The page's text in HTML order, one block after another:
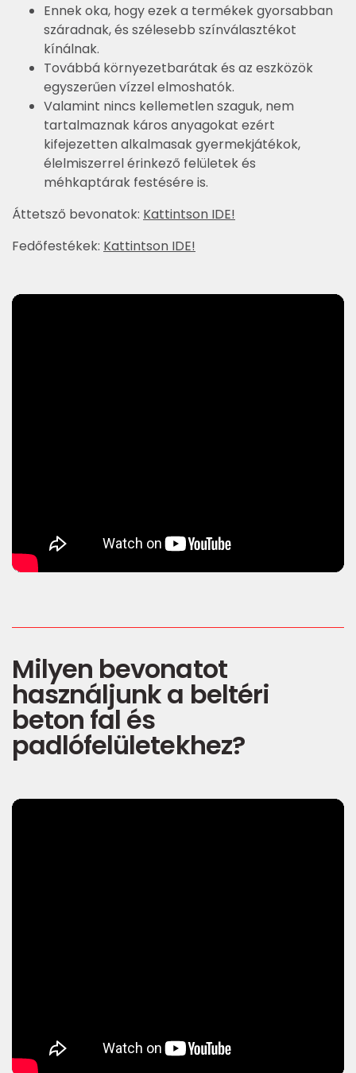
Ennek oka, hogy ezek a termékek gyorsabban
száradnak, és szélesebb színválasztékot
kínálnak.
Továbbá környezetbarátak és az eszközök
egyszerűen vízzel elmoshatók.
Valamint nincs kellemetlen szaguk, nem
tartalmaznak káros anyagokat ezért
kifejezetten alkalmasak gyermekjátékok,
élelmiszerrel érinkező felületek és
méhkaptárak festésére is.
Áttetsző bevonatok: Kattintson IDE!
Fedőfestékek: Kattintson IDE!
Milyen bevonatot
használjunk a beltéri
beton fal és
padlófelületekhez?